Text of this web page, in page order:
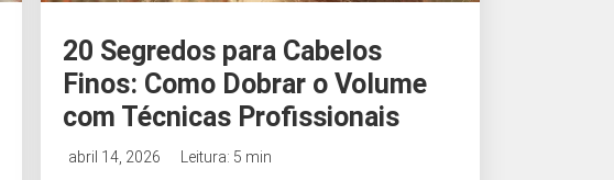
20 Segredos para Cabelos
Finos: Como Dobrar o Volume
com Técnicas Profissionais
abril 14, 2026
Leitura: 5 min